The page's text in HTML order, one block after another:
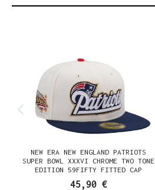
NEW ERA NEW ENGLAND PATRIOTS
SUPER BOWL XXXVI CHROME TWO TONE
EDITION 59FIFTY FITTED CAP
45,90 €